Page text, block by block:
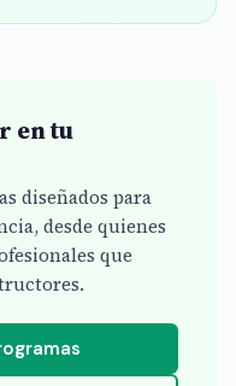
en tu
diseñados para
desde quienes
que